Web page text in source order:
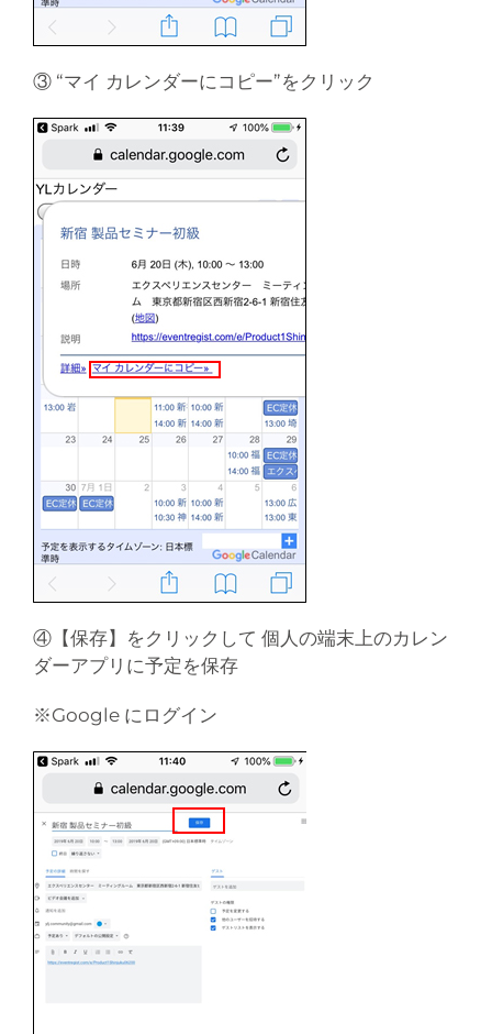
③ “マイ カレンダーにコピー”をクリック
④【保存】をクリックして 個人の端末上のカレン
ダーアプリに予定を保存
※Google にログイン